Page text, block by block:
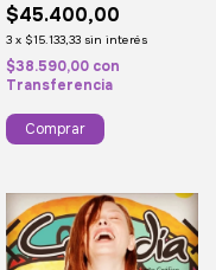
$45.400,00
3 x $15.133,33 sin interés
$38.590,00 con
Transferencia
Comprar